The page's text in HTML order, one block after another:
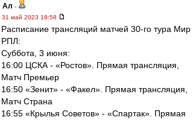
Ал -
31 май 2023 18:58
Расписание трансляций матчей 30-го тура Мир
РПЛ:
Суббота, 3 июня:
16:00 ЦСКА - «Ростов». Прямая трансляция,
Матч Премьер
16:50 «Зенит» - «Факел». Прямая трансляция,
Матч Страна
16:55 «Крылья Советов» - «Спартак». Прямая